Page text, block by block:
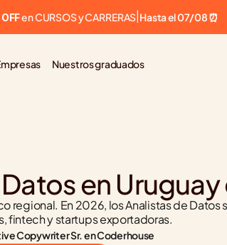
en CURSOS y CARRERAS Hasta el 07/08 ⏰
Nuestros graduados
en
regional. En 2026, los Analistas de Datos
fintech y startups exportadoras.
Copywriter Sr. en Coderhouse